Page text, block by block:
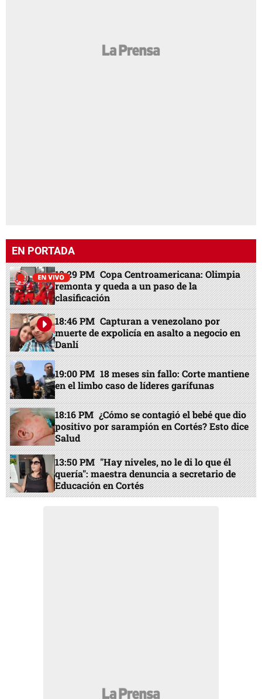
EN PORTADA
13:29 PM Copa Centroamericana: Olimpia
remonta y queda a un paso de la
clasificación
18:46 PM Capturan a venezolano por
muerte de expolicía en asalto a negocio en
Danlí
19:00 PM 18 meses sin fallo: Corte mantiene
en el limbo caso de líderes garífunas
18:16 PM ¿Cómo se contagió el bebé que dio
positivo por sarampión en Cortés? Esto dice
Salud
13:50 PM "Hay niveles, no le di lo que él
quería": maestra denuncia a secretario de
Educación en Cortés